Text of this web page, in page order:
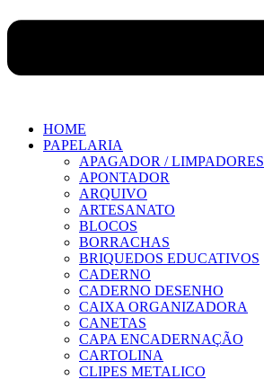
HOME
PAPELARIA
APAGADOR / LIMPADORES
APONTADOR
ARQUIVO
ARTESANATO
BLOCOS
BORRACHAS
BRIQUEDOS EDUCATIVOS
CADERNO
CADERNO DESENHO
CAIXA ORGANIZADORA
CANETAS
CAPA ENCADERNAÇÃO
CARTOLINA
CLIPES METALICO